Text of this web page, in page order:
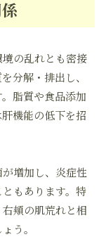
の乱れとも密接
分解・排出し、
脂質や食品添加
機能の低下を招
増加し、炎症性
もあります。特
頬の肌荒れと相
う。